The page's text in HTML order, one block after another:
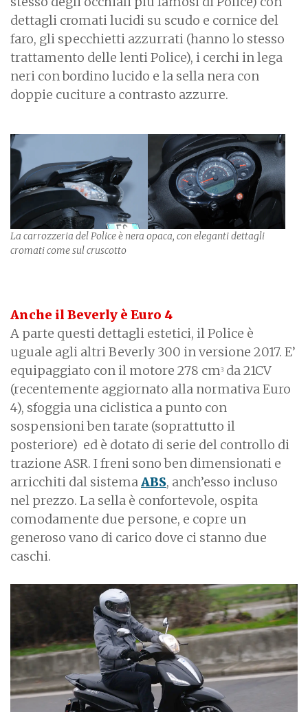
dettagli cromati lucidi su scudo e cornice del
faro, gli specchietti azzurrati (hanno lo stesso
trattamento delle lenti Police), i cerchi in lega
neri con bordino lucido e la sella nera con
doppie cuciture a contrasto azzurre.
La carrozzeria del Police è nera opaca, con eleganti dettagli
cromati come sul cruscotto
Anche il Beverly è Euro 4
A parte questi dettagli estetici, il Police è
uguale agli altri Beverly 300 in versione 2017. E’
equipaggiato con il motore 278 cm3 da 21CV
(recentemente aggiornato alla normativa Euro
4), sfoggia una ciclistica a punto con
sospensioni ben tarate (soprattutto il
posteriore) ed è dotato di serie del controllo di
trazione ASR. I freni sono ben dimensionati e
arricchiti dal sistemaABS, anch’esso incluso
nel prezzo. La sella è confortevole, ospita
comodamente due persone, e copre un
generoso vano di carico dove ci stanno due
caschi.